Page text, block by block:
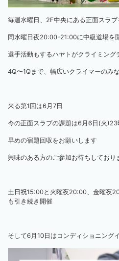
毎週水曜日、2F中央にある正面スラブ
同水曜日夜20:00-21:00に中級道場を
選手活動もするハヤトがクライミング
4Q〜1Qまで、幅広いクライマーのみ
来る第1回は6月7日
今の正面スラブの課題は6月6日(火)23
早めの宿題回収をお願いします
興味のある方のご参加お待ちしており
土日祝15:00と火曜夜20:00、金曜夜
も引き続き開催
そして6月10日はコンディショニング